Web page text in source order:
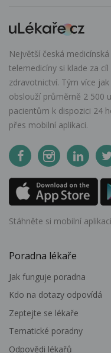
Největší česká
telemedicíny si klade za
zdravotnictví. Tým více
obslouží průměrně 2 500
pacientům k dispozici 24
přes mobilní aplikaci.
Stáhněte si mobilní aplikaci
Poradna lékaře
Jak funguje poradna
Kdo na dotazy odpovídá
Zeptejte se lékaře
Tematické poradny
Odpovědi lékařů